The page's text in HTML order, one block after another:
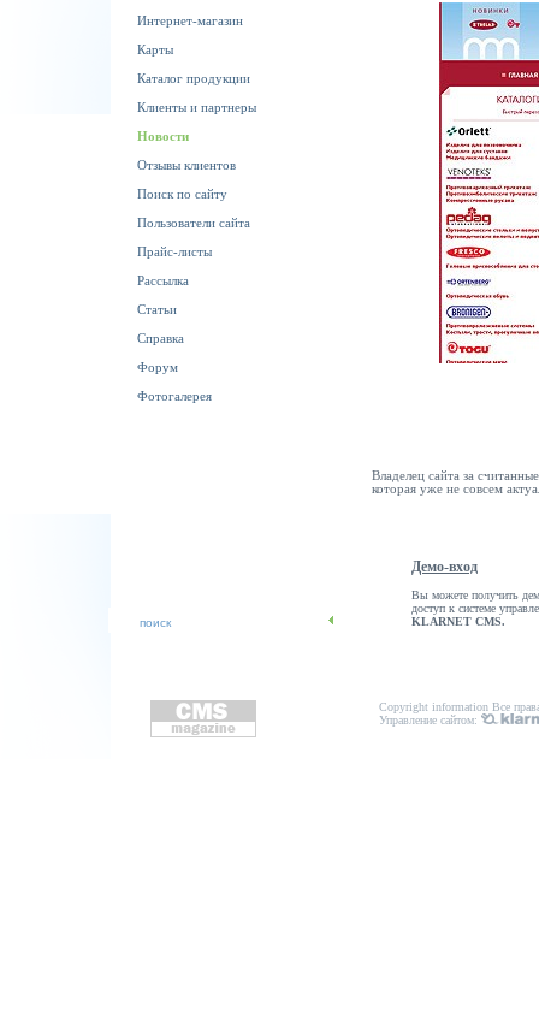
Интернет-магазин
Карты
Каталог продукции
Клиенты и партнеры
Новости
Отзывы клиентов
Поиск по сайту
Пользователи сайта
Прайс-листы
Рассылка
Статьи
Справка
Форум
Фотогалерея
Владелец сайта за
которая уже не совсем
Демо-вход
Вы можете получить
доступ к системе
KLARNET CMS.
Copyright information Все
Управление сайтом: